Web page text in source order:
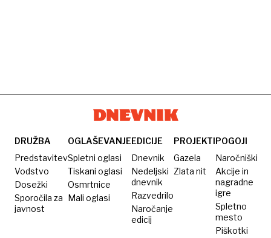
DRUŽBA
Predstavitev
Vodstvo
Dosežki
Sporočila za
javnost
OGLAŠEVANJE
Spletni oglasi
Tiskani oglasi
Osmrtnice
Mali oglasi
EDICIJE
Dnevnik
Nedeljski
dnevnik
Razvedrilo
Naročanje
edicij
PROJEKTI
Gazela
Zlata nit
POGOJI
Naročniški
Akcije in
nagradne
igre
Spletno
mesto
Piškotki